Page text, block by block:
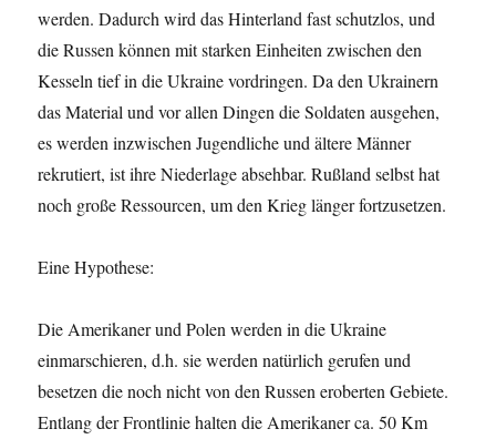
werden. Dadurch wird das Hinterland fast schutzlos, und
die Russen können mit starken Einheiten zwischen den
Kesseln tief in die Ukraine vordringen. Da den Ukrainern
das Material und vor allen Dingen die Soldaten ausgehen,
es werden inzwischen Jugendliche und ältere Männer
rekrutiert, ist ihre Niederlage absehbar. Rußland selbst hat
noch große Ressourcen, um den Krieg länger fortzusetzen.
Eine Hypothese:
Die Amerikaner und Polen werden in die Ukraine
einmarschieren, d.h. sie werden natürlich gerufen und
besetzen die noch nicht von den Russen eroberten Gebiete.
Entlang der Frontlinie halten die Amerikaner ca. 50 Km